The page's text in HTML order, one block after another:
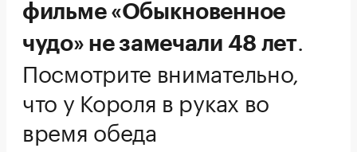
фильме «Обыкновенное
чудо» не замечали 48 лет.
Посмотрите внимательно,
что у Короля в руках во
время обеда